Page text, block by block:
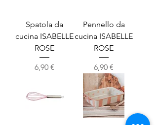
Spatola da
cucina ISABELLE
ROSE
Prezzo
6,90 €
Pennello da
cucina ISABELLE
ROSE
Prezzo
6,90 €